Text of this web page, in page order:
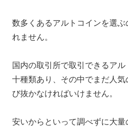
数多くあるアルトコインを選
れません。
国内の取引所で取引できるア
十種類あり、その中でまだ人
び抜かなければいけません。
安いからといって調べずに大